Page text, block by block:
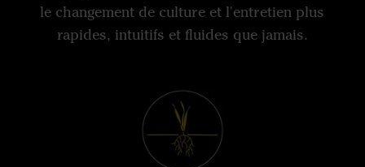
le changement de culture et l'entretien plus
rapides, intuitifs et fluides que jamais.